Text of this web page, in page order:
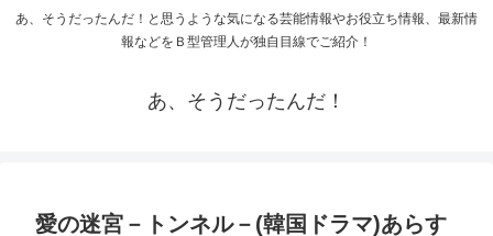
あ、そうだったんだ！と思うような気になる芸能情報やお役立ち情報、最新情
報などをＢ型管理人が独自目線でご紹介！
あ、そうだったんだ！
愛の迷宮－トンネル－(韓国ドラマ)あらす